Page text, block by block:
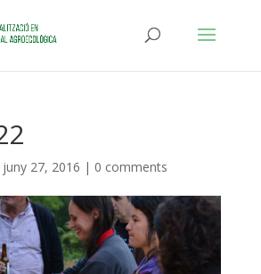
juny 27, 2016 | 0 comments